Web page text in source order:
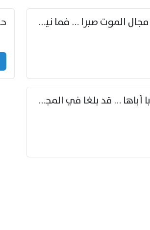
فصبرا في مجال الموت صبرا … فما نيل الخلود بمستطاع
إنّ أباها وأبا أباها … قد بلغا في المجد غايتاها